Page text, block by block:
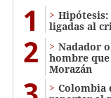
1
Hipótesis:
ligadas al
2
Nadador
hombre
Morazán
Colombia